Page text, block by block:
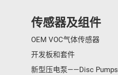
传感器及组件
OEM VOC气体传感器
开发板和套件
新型压电泵——Disc Pumps